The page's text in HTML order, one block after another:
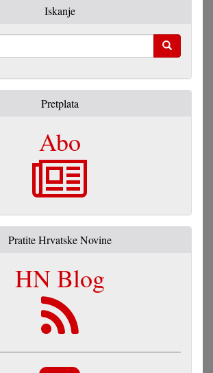
Iskanje
Pretplata
Abo
Pratite Hrvatske Novine
HN Blog